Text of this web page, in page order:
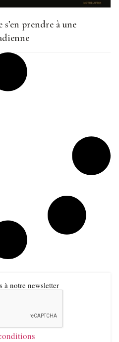
prendre à une
à notre newsletter